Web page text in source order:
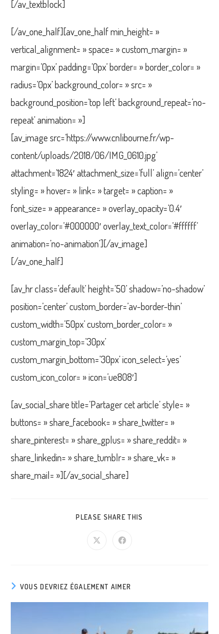
[/av_textblock]
[/av_one_half][av_one_half min_height= »
vertical_alignment= » space= » custom_margin= »
margin=’0px’ padding=’0px’ border= » border_color= »
radius=’0px’ background_color= » src= »
background_position=’top left’ background_repeat=’no-
repeat’ animation= »]
[av_image src=’https://www.cnlibourne.fr/wp-
content/uploads/2018/06/IMG_0610.jpg’
attachment=’1824′ attachment_size=’full’ align=’center’
styling= » hover= » link= » target= » caption= »
font_size= » appearance= » overlay_opacity=’0.4′
overlay_color=’#000000′ overlay_text_color=’#ffffff’
animation=’no-animation’][/av_image]
[/av_one_half]
[av_hr class=’default’ height=’50’ shadow=’no-shadow’
position=’center’ custom_border=’av-border-thin’
custom_width=’50px’ custom_border_color= »
custom_margin_top=’30px’
custom_margin_bottom=’30px’ icon_select=’yes’
custom_icon_color= » icon=’ue808′]
[av_social_share title=’Partager cet article’ style= »
buttons= » share_facebook= » share_twitter= »
share_pinterest= » share_gplus= » share_reddit= »
share_linkedin= » share_tumblr= » share_vk= »
share_mail= »][/av_social_share]
PLEASE SHARE THIS
Ouvrir
Ouvrir
VOUS DEVRIEZ ÉGALEMENT AIMER